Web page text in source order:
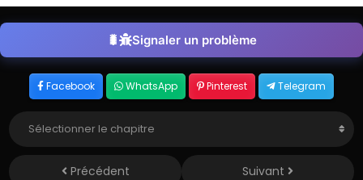
Signaler un problème
Facebook WhatsApp Pinterest Telegram
Précédent Suivant